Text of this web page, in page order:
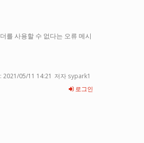
를 사용할 수 없다는 오류 메시
2021/05/11 14:21 저자 sypark1
로그인